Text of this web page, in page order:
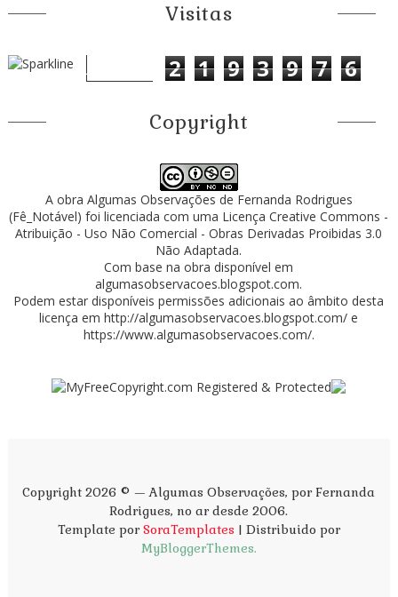
Visitas
2 1 9 3 9 7 6
Copyright
A obra Algumas Observações de Fernanda Rodrigues
(Fê_Notável) foi licenciada com uma LicençaCreative Commons -
Atribuição - Uso Não Comercial - Obras Derivadas Proibidas 3.0
Não Adaptada.
Com base na obra disponível em
algumasobservacoes.blogspot.com.
Podem estar disponíveis permissões adicionais ao âmbito desta
licença emhttp://algumasobservacoes.blogspot.com/ e
https://www.algumasobservacoes.com/.
Copyright 2026 © — Algumas Observações, por Fernanda
Rodrigues, no ar desde 2006.
Template porSoraTemplates | Distribuido por
MyBloggerThemes.